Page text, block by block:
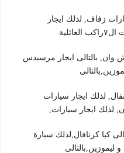
ايجار سيارات زفاف, لذلك ايجار
وان, بالتالى ايجار مرسيدس
لذلك ايجار سيارات
لذلك ايجار سيارات,
تكفي ٧ نفر, بالتالى كيا كرنافال,لذلك سيارة
ليموزين,بالتالى